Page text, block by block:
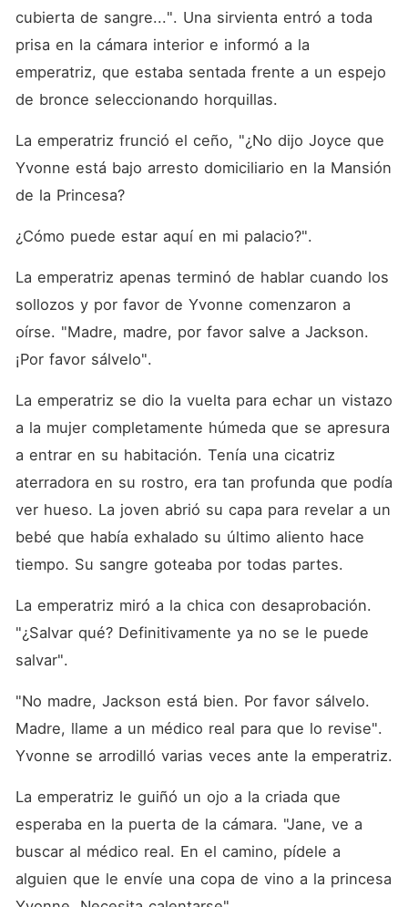
cubierta de sangre...". Una sirvienta entró a toda
prisa en la cámara interior e informó a la
emperatriz, que estaba sentada frente a un espejo
de bronce seleccionando horquillas.
La emperatriz frunció el ceño, "¿No dijo Joyce que
Yvonne está bajo arresto domiciliario en la Mansión
de la Princesa?
¿Cómo puede estar aquí en mi palacio?".
La emperatriz apenas terminó de hablar cuando los
sollozos y por favor de Yvonne comenzaron a
oírse. "Madre, madre, por favor salve a Jackson.
¡Por favor sálvelo".
La emperatriz se dio la vuelta para echar un vistazo
a la mujer completamente húmeda que se apresura
a entrar en su habitación. Tenía una cicatriz
aterradora en su rostro, era tan profunda que podía
ver hueso. La joven abrió su capa para revelar a un
bebé que había exhalado su último aliento hace
tiempo. Su sangre goteaba por todas partes.
La emperatriz miró a la chica con desaprobación.
"¿Salvar qué? Definitivamente ya no se le puede
salvar".
"No madre, Jackson está bien. Por favor sálvelo.
Madre, llame a un médico real para que lo revise".
La emperatriz le guiñó un ojo a la criada que
esperaba en la puerta de la cámara. "Jane, ve a
buscar al médico real. En el camino, pídele a
alguien que le envíe una copa de vino a la princesa